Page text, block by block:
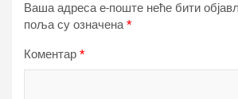
Ваша адреса е-поште неће бити
поља су означена*
Коментар *